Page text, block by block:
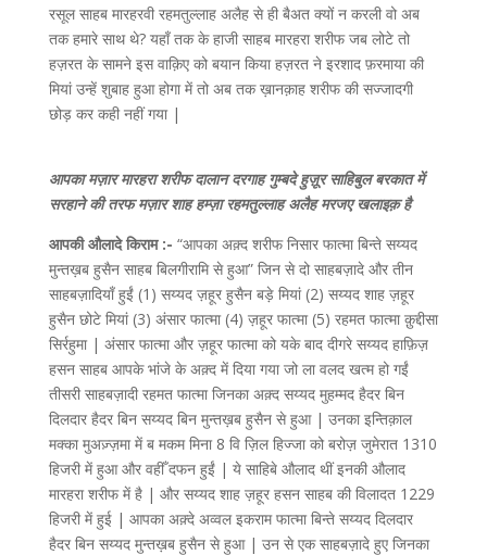
रसूल साहब मारहरवी रहमतुल्लाह अलैह से ही बैअत क्यों न करली वो अब
तक हमारे साथ थे? यहाँ तक के हाजी साहब मारहरा शरीफ जब लोटे तो
हज़रत के सामने इस वाक़िए को बयान किया हज़रत ने इरशाद फ़रमाया की
मियां उन्हें शुबाह हुआ होगा में तो अब तक ख़ानक़ाह शरीफ की सज्जादगी
छोड़ कर कही नहीं गया |
आपका मज़ार मारहरा शरीफ दालान दरगाह गुम्बदे हुज़ूर साहिबुल बरकात में
सरहाने की तरफ मज़ार शाह हम्ज़ा रहमतुल्लाह अलैह मरजए खलाइक़ है
आपकी औलादे किराम :- “आपका अक़्द शरीफ निसार फात्मा बिन्ते सय्यद
मुन्तख़ब हुसैन साहब बिलगीरामि से हुआ” जिन से दो साहबज़ादे और तीन
साहबज़ादियाँ हुईं (1) सय्यद ज़हूर हुसैन बड़े मियां (2) सय्यद शाह ज़हूर
हुसैन छोटे मियां (3) अंसार फात्मा (4) ज़हूर फात्मा (5) रहमत फात्मा क़ुद्दीसा
सिर्रहुमा | अंसार फात्मा और ज़हूर फात्मा को यके बाद दीगरे सय्यद हाफ़िज़
हसन साहब आपके भांजे के अक़्द में दिया गया जो ला वलद खत्म हो गईं
तीसरी साहबज़ादी रहमत फात्मा जिनका अक़्द सय्यद मुहम्मद हैदर बिन
दिलदार हैदर बिन सय्यद बिन मुन्तख़ब हुसैन से हुआ | उनका इन्तिक़ाल
मक्का मुअज़्ज़मा में ब मकम मिना 8 वि ज़िल हिज्जा को बरोज़ जुमेरात 1310
हिजरी में हुआ और वहीँ दफन हुईं | ये साहिबे औलाद थीं इनकी औलाद
मारहरा शरीफ में है | और सय्यद शाह ज़हूर हसन साहब की विलादत 1229
हिजरी में हुई | आपका अक़्दे अव्वल इकराम फात्मा बिन्ते सय्यद दिलदार
हैदर बिन सय्यद मुन्तख़ब हुसैन से हुआ | उन से एक साहबज़ादे हुए जिनका